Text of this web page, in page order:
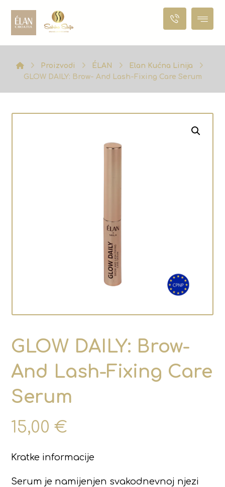
Proizvodi ÉLAN
Elan Kućna Linija
GLOW DAILY: Brow- And Lash-Fixing Care Serum
GLOW DAILY: Brow-
And Lash-Fixing Care
Serum
15,00€
Kratke informacije
Serum je namijenjen svakodnevnoj njezi